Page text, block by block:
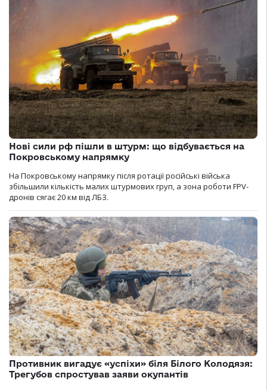
Нові сили рф пішли в штурм: що відбувається на
Покровському напрямку
На Покровському напрямку після ротації російські війська
збільшили кількість малих штурмових груп, а зона роботи FPV-
дронів сягає 20 км від ЛБЗ.
Противник вигадує «успіхи» біля Білого Колодязя:
Трегубов спростував заяви окупантів